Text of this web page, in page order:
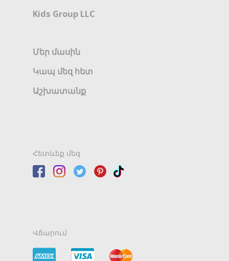
Kids Group LLC
Մեր մասին
Կապ մեզ հետ
Աշխատանք
Հետևեք մեզ
Վճարում